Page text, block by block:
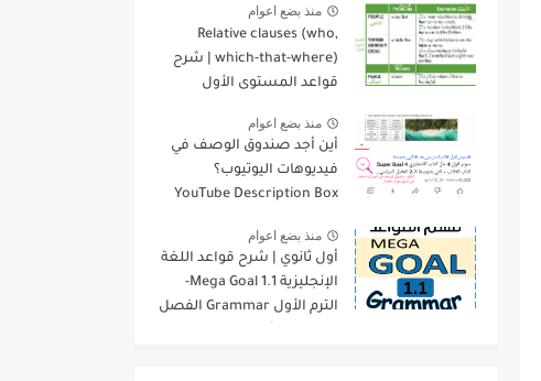
منذ بضع اعوام
Relative clauses (who,
which-that-where) | شرح
قواعد المستوى الأول
منذ بضع اعوام
أين أجد صندوق الوصف في
فيديوهات اليوتيوب؟
YouTube Description Box
منذ بضع اعوام
أول ثانوي | شرح قواعد اللغة
الإنجليزية 1.1 Mega Goal-
الترم الأول Grammar الفصل